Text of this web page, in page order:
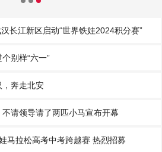
长江新区启动“世界铁娃2024积分赛”
别样“六一”
，奔走北安
请领导请了两匹小马宣布开幕
马拉松高考中考跨越赛 热烈招募